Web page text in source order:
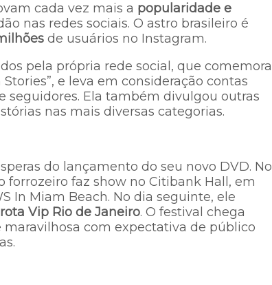
cada vez mais a popularidade e
nas redes sociais. O astro brasileiro é
de usuários no Instagram.
pela própria rede social, que comemora
e leva em consideração contas
seguidores. Ela também divulgou outras
nas mais diversas categorias.
do lançamento do seu novo DVD. No
forrozeiro faz show no Citibank Hall, em
In Miam Beach. No dia seguinte, ele
Vip Rio de Janeiro. O festival chega
com expectativa de público